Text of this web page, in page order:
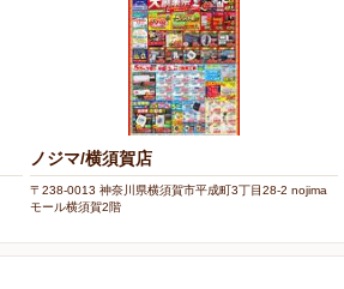
ノジマ/横須賀店
〒238-0013 神奈川県横須賀市平成町3丁目28-2 nojima
モール横須賀2階